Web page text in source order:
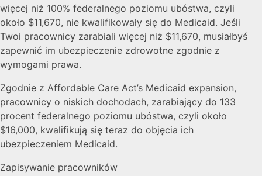
więcej niż 100% federalnego poziomu ubóstwa, czyli
około $11,670, nie kwalifikowały się do Medicaid. Jeśli
Twoi pracownicy zarabiali więcej niż $11,670, musiałbyś
zapewnić im ubezpieczenie zdrowotne zgodnie z
wymogami prawa.
Zgodnie z Affordable Care Act’s Medicaid expansion,
pracownicy o niskich dochodach, zarabiający do 133
procent federalnego poziomu ubóstwa, czyli około
$16,000, kwalifikują się teraz do objęcia ich
ubezpieczeniem Medicaid.
Zapisywanie pracowników